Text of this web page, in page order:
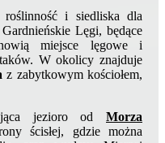
i siedliska dla
Lęgi, będące
miejsce lęgowe i
W okolicy znajduje
z zabytkowym kościołem,
jezioro od Morza
ścisłej, gdzie można